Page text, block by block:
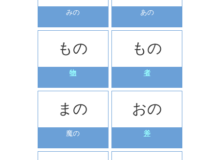
みの あの
もの
物
もの
者
まの
魔の
おの
斧